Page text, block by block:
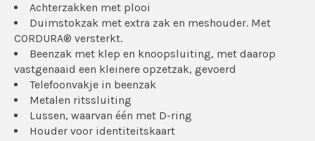
Achterzakken met plooi
Duimstokzak met extra zak en meshouder. Met
CORDURA® versterkt.
Beenzak met klep en knoopsluiting, met daarop
vastgenaaid een kleinere opzetzak, gevoerd
Telefoonvakje in beenzak
Metalen ritssluiting
Lussen, waarvan één met D-ring
Houder voor identiteitskaart